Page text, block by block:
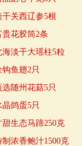
干关西辽参5根
贵花胶筒2条
海淡干大瑶柱5粒
钩鱼翅2只
选随州花菇5只
晶鸽蛋5只
甜生态马蹄250克
制浓香鲍汁1500克